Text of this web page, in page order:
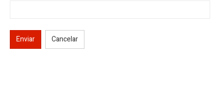
Enviar Cancelar